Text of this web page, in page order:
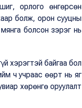
орлого өнгөрсөн
болж, орон сууцны
болсон зэрэг нь
хэрэгтэй байгаа бол
ч учраас өөрт нь яг
хөрөнгө оруулалт